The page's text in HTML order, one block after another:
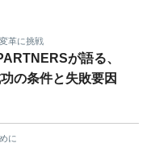
革に挑戦
が語る、
の条件と失敗要因
に